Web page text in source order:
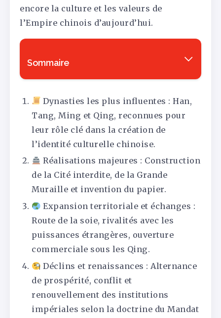
encore la culture et les valeurs de
l’Empire chinois d’aujourd’hui.
Sommaire
Dynasties les plus influentes : Han,
Tang, Ming et Qing, reconnues pour
leur rôle clé dans la création de
l’identité culturelle chinoise.
Réalisations majeures : Construction
de la Cité interdite, de la Grande
Muraille et invention du papier.
Expansion territoriale et échanges :
Route de la soie, rivalités avec les
puissances étrangères, ouverture
commerciale sous les Qing.
Déclins et renaissances : Alternance
de prospérité, conflit et
renouvellement des institutions
impériales selon la doctrine du Mandat